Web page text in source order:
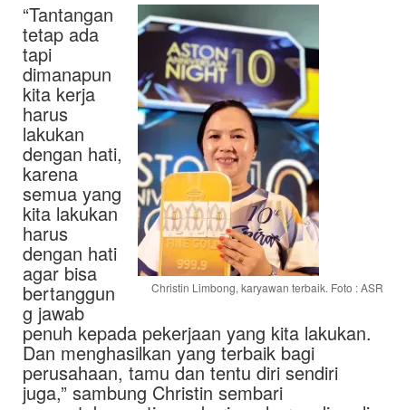
Christin Limbong, karyawan terbaik. Foto : ASR
“Tantangan
tetap ada
tapi
dimanapun
kita kerja
harus
lakukan
dengan hati,
karena
semua yang
kita lakukan
harus
dengan hati
agar bisa
bertanggun
g jawab
penuh kepada pekerjaan yang kita lakukan.
Dan menghasilkan yang terbaik bagi
perusahaan, tamu dan tentu diri sendiri
juga,” sambung Christin sembari